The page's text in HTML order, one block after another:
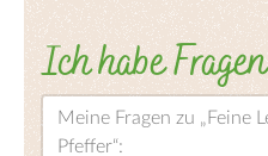
Ich habe Fragen